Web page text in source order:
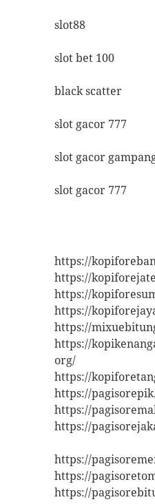
slot88
slot bet 100
black scatter
slot gacor 777
slot gacor
slot gacor 777
https://
https://
https://
https://
https://
https://
org/
https://
https://
https://
https://
https://
https://
https://